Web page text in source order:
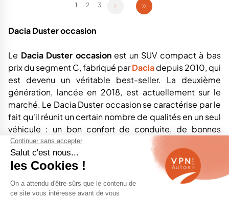
1 2 3
Dacia Duster occasion
Le Dacia Duster occasionest un SUV compact à bas
prix du segment C, fabriqué parDaciadepuis 2010, qui
est devenu un véritable best-seller. La deuxième
génération, lancée en 2018, est actuellement sur le
marché. Le Dacia Duster occasion se caractérise par le
fait qu'il réunit un certain nombre de qualités en un seul
véhicule : un bon confort de conduite, de bonnes
capacités tout-terrain et un prix de départ très
compétitif. Il est fabriqué à l'usine de Pitesti en
Roumanie, une usine du Groupe Renault qui n'a pas été
en mesure de produire autant d'unités de Duster que la
forte demande l'exigeait à plusieurs reprises.